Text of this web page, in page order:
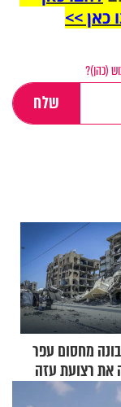
כאן >>
(כהן)?
מחסום עפר
את רצועת עזה